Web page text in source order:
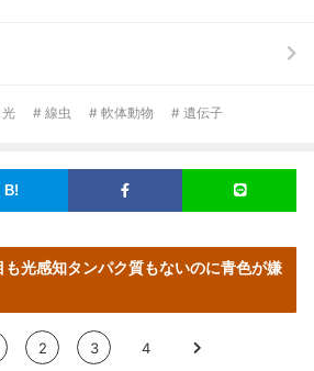
# 線虫 # 軟体動物 # 遺伝子
も光感知タンパク質もないのに青色が嫌
2 3 4 >